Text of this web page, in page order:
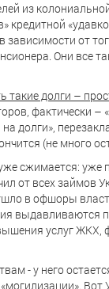
из
кредитной
зависимости от
Они все
такие долги –
фактически –
долги»,
(не много
сжимается: уже
от всех займов
в офшоры
выдавливаются
услуг ЖКХ,
- у него
Вот